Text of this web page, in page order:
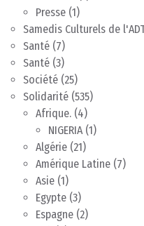
Presse (1)
Samedis Culturels de
Santé (7)
Santé (3)
Société (25)
Solidarité (535)
Afrique. (4)
NIGERIA(1)
Algérie (21)
Amérique Latine (7)
Asie (1)
Egypte (3)
Espagne (2)